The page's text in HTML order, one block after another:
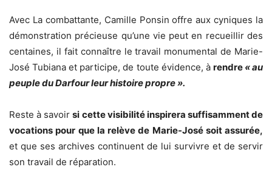
Avec La combattante, Camille Ponsin offre aux cyniques la
démonstration précieuse qu’une vie peut en recueillir des
centaines, il fait connaître le travail monumental de Marie-
José Tubiana et participe, de toute évidence, à rendre « au
peuple du Darfour leur histoire propre ».
Reste à savoirsi cette visibilité inspirera suffisamment de
vocations pour que la relève de Marie-José soit assurée,
et que ses archives continuent de lui survivre et de servir
son travail de réparation.